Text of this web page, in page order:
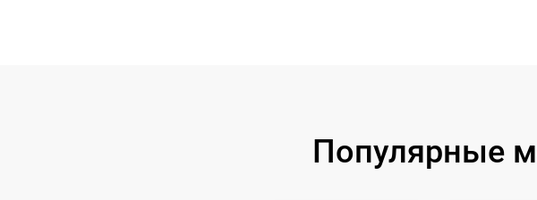
Популярные